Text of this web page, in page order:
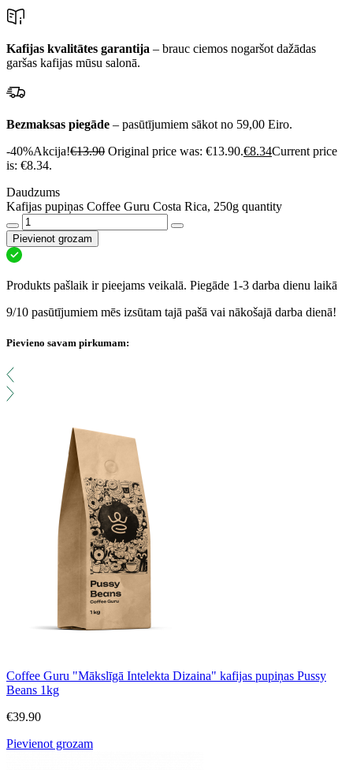
Kafijas kvalitātes garantija – brauc ciemos nogaršot dažādas
garšas kafijas mūsu salonā.
Bezmaksas piegāde – pasūtījumiem sākot no 59,00 Eiro.
-40%Akcija!€13.90 Original price was: €13.90.€8.34Current price
is: €8.34.
Daudzums
Kafijas pupiņas Coffee Guru Costa Rica, 250g quantity
Pievienot grozam
Produkts pašlaik ir pieejams veikalā. Piegāde 1-3 darba dienu laikā
9/10 pasūtījumiem mēs izsūtam tajā pašā vai nākošajā darba dienā!
Pievieno savam pirkumam:
Coffee Guru "Mākslīgā Intelekta Dizaina" kafijas pupiņas Pussy
Beans 1kg
€39.90
Pievienot grozam